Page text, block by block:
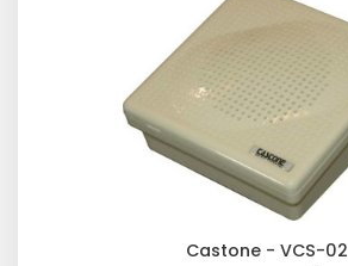
Castone - VCS-02